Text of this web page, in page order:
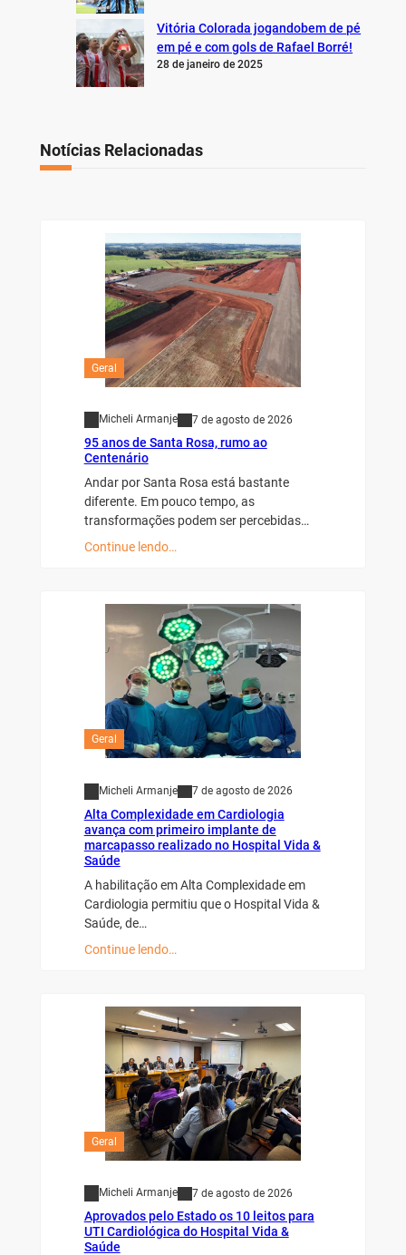
Vitória Colorada jogandobem de pé
em pé e com gols de Rafael Borré!
28 de janeiro de 2025
Notícias Relacionadas
Geral
Micheli Armanje 7 de agosto de 2026
95 anos de Santa Rosa, rumo ao
Centenário
Andar por Santa Rosa está bastante
diferente. Em pouco tempo, as
transformações podem ser percebidas…
Continue lendo…
Geral
Micheli Armanje 7 de agosto de 2026
Alta Complexidade em Cardiologia
avança com primeiro implante de
marcapasso realizado no Hospital Vida &
Saúde
A habilitação em Alta Complexidade em
Cardiologia permitiu que o Hospital Vida &
Saúde, de…
Continue lendo…
Geral
Micheli Armanje 7 de agosto de 2026
Aprovados pelo Estado os 10 leitos para
UTI Cardiológica do Hospital Vida &
Saúde